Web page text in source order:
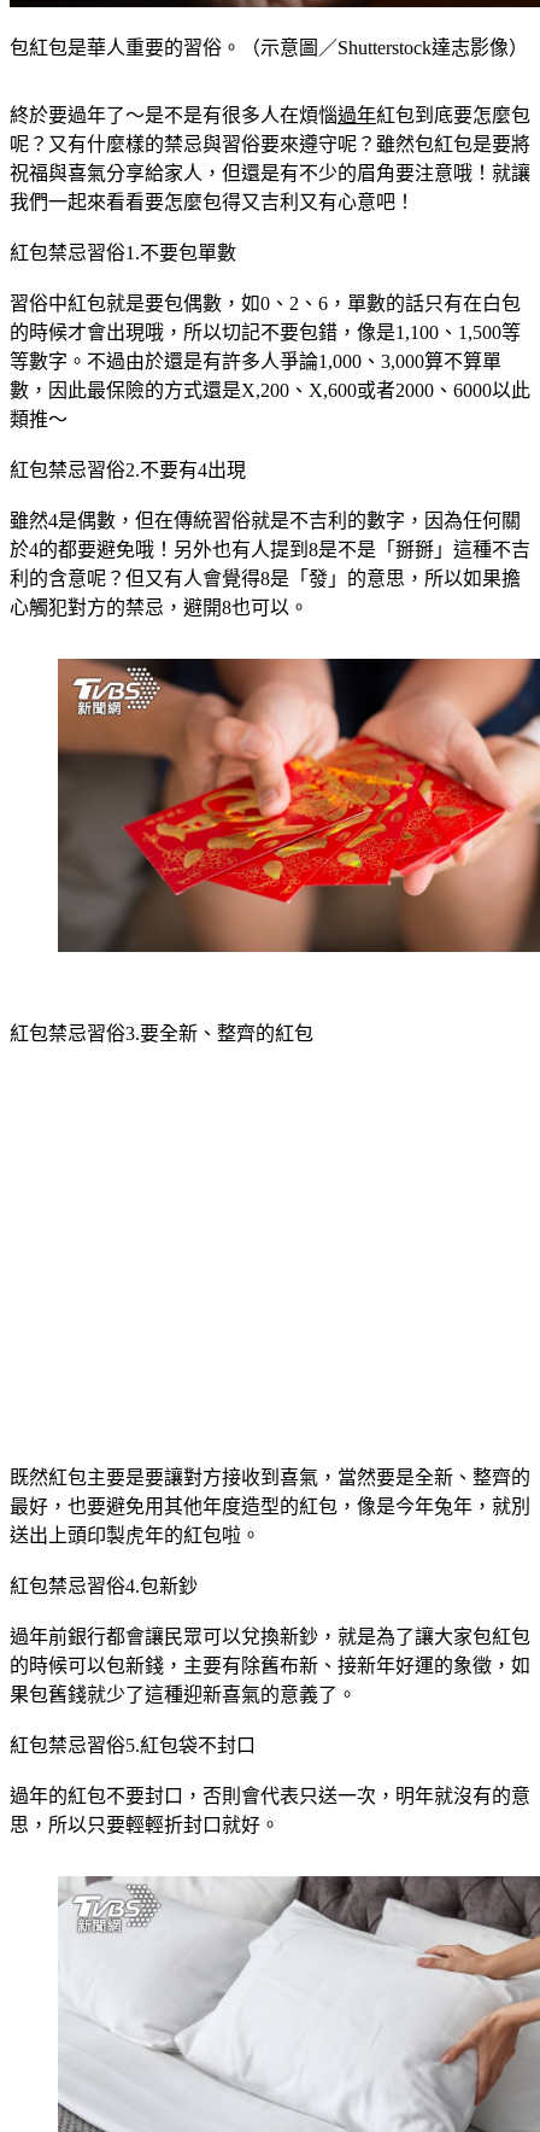
包紅包是華人重要的習俗。（示意圖／Shutterstock達志影像）
終於要過年了～是不是有很多人在煩惱過年紅包到底要怎麼包
呢？又有什麼樣的禁忌與習俗要來遵守呢？雖然包紅包是要將
祝福與喜氣分享給家人，但還是有不少的眉角要注意哦！就讓
我們一起來看看要怎麼包得又吉利又有心意吧！
紅包禁忌習俗1.不要包單數
習俗中紅包就是要包偶數，如0、2、6，單數的話只有在白包
的時候才會出現哦，所以切記不要包錯，像是1,100、1,500等
等數字。不過由於還是有許多人爭論1,000、3,000算不算單
數，因此最保險的方式還是X,200、X,600或者2000、6000以此
類推～
紅包禁忌習俗2.不要有4出現
雖然4是偶數，但在傳統習俗就是不吉利的數字，因為任何關
於4的都要避免哦！另外也有人提到8是不是「掰掰」這種不吉
利的含意呢？但又有人會覺得8是「發」的意思，所以如果擔
心觸犯對方的禁忌，避開8也可以。
紅包禁忌習俗3.要全新、整齊的紅包
既然紅包主要是要讓對方接收到喜氣，當然要是全新、整齊的
最好，也要避免用其他年度造型的紅包，像是今年兔年，就別
送出上頭印製虎年的紅包啦。
紅包禁忌習俗4.包新鈔
過年前銀行都會讓民眾可以兌換新鈔，就是為了讓大家包紅包
的時候可以包新錢，主要有除舊布新、接新年好運的象徵，如
果包舊錢就少了這種迎新喜氣的意義了。
紅包禁忌習俗5.紅包袋不封口
過年的紅包不要封口，否則會代表只送一次，明年就沒有的意
思，所以只要輕輕折封口就好。